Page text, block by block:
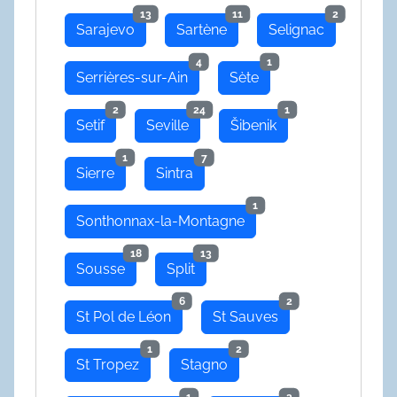
Sarajevo
13
Sartène
11
Selignac
2
Serrières-sur-Ain
4
Sète
1
Setif
2
Seville
24
Šibenik
1
Sierre
1
Sintra
7
Sonthonnax-la-Montagne
1
Sousse
18
Split
13
St Pol de Léon
6
St Sauves
2
St Tropez
1
Stagno
2